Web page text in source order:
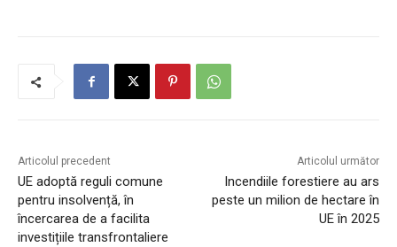
Articolul precedent
UE adoptă reguli comune
pentru insolvență, în
încercarea de a facilita
investițiile transfrontaliere
Articolul următor
Incendiile forestiere au ars
peste un milion de hectare în
UE în 2025